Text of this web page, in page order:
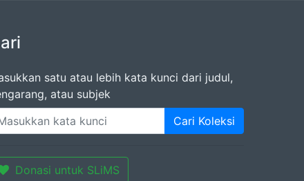
satu atau lebih kata kunci dari judul,
atau subjek
Cari Koleksi
Donasi untuk SLiMS